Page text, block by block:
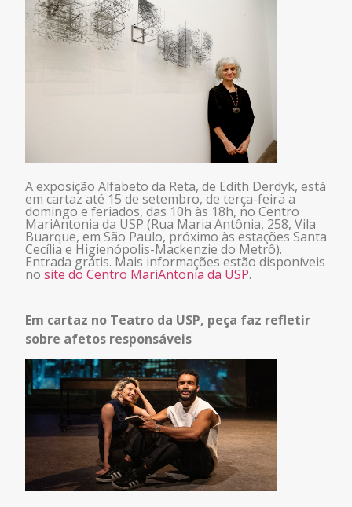
A exposição Alfabeto da Reta, de Edith Derdyk, está
em cartaz até 15 de setembro, de terça-feira a
domingo e feriados, das 10h às 18h, no Centro
MariAntonia da USP (Rua Maria Antônia, 258, Vila
Buarque, em São Paulo, próximo às estações Santa
Cecília e Higienópolis-Mackenzie do Metrô).
Entrada grátis. Mais informações estão disponíveis
no site do Centro MariAntonia da USP.
Em cartaz no Teatro da USP, peça faz refletir
sobre afetos responsáveis